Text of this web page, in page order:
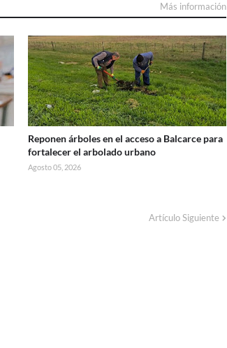
Más información
Reponen árboles en el acceso a Balcarce para
fortalecer el arbolado urbano
Agosto 05, 2026
Artículo Siguiente